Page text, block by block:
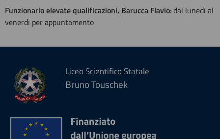
Funzionario elevate qualificazioni, Barucca Flavio: dal lunedì al
venerdì per appuntamento
Liceo Scientifico Statale
Bruno Touschek